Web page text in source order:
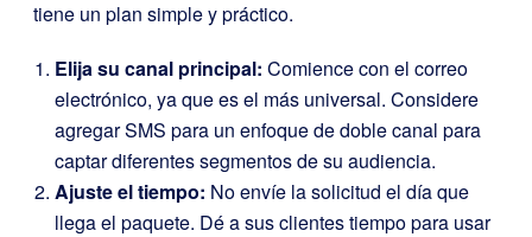
tiene un plan simple y práctico.
Elija su canal principal: Comience con el correo
electrónico, ya que es el más universal. Considere
agregar SMS para un enfoque de doble canal para
captar diferentes segmentos de su audiencia.
Ajuste el tiempo: No envíe la solicitud el día que
llega el paquete. Dé a sus clientes tiempo para usar